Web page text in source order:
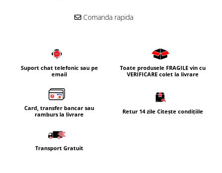
Comanda rapida
Suport chat telefonic sau pe
email
Toate produsele FRAGILE vin cu
VERIFICARE colet la livrare
Card, transfer bancar sau
ramburs la livrare
Retur 14 zile Citește condițiile
Transport Gratuit